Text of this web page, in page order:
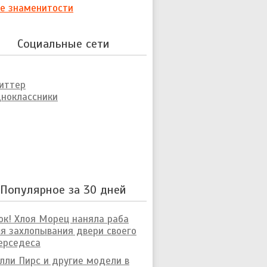
знаменитости
Социальные сети
Популярное за 30 дней
Хлоя Морец наняла раба
захлопывания двери своего
Пирс и другие модели в